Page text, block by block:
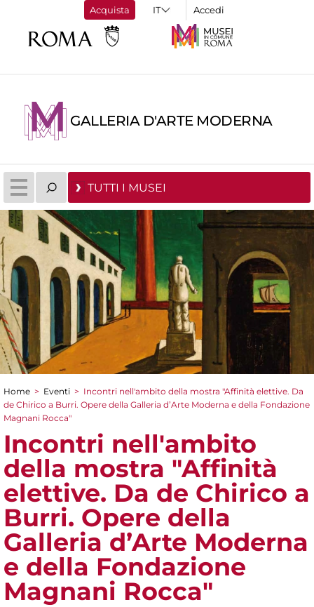
Acquista Accedi
GALLERIA D'ARTE MODERNA
TUTTI I MUSEI
Tu sei qui
Home > Eventi > Incontri nell'ambito della mostra "Affinità elettive. Da
de Chirico a Burri. Opere della Galleria d’Arte Moderna e della Fondazione
Magnani Rocca"
Incontri nell'ambito
della mostra "Affinità
elettive. Da de Chirico a
Burri. Opere della
Galleria d’Arte Moderna
e della Fondazione
Magnani Rocca"